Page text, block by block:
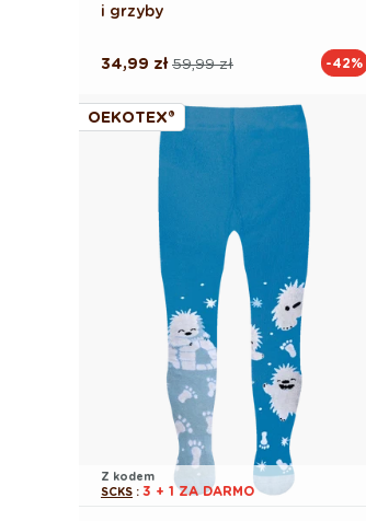
i grzyby
Cena
59,99 zł
Cena
34,99 zł -42%
OEKOTEX®
Z kodem
SCKS : 3 + 1 ZA DARMO